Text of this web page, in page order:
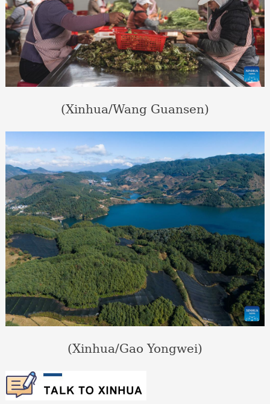
(Xinhua/Wang Guansen)
(Xinhua/Gao Yongwei)